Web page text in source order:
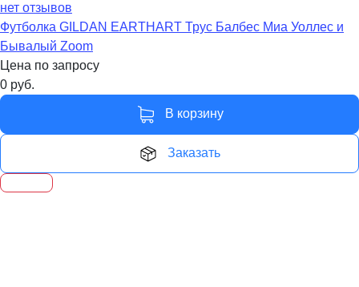
нет отзывов
Футболка GILDAN EARTHART Трус Балбес Миа Уоллес и
Бывалый Zoom
Цена по запросу
0 руб.
В корзину
Заказать